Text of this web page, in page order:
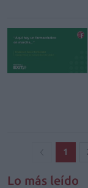
1
Lo más leído